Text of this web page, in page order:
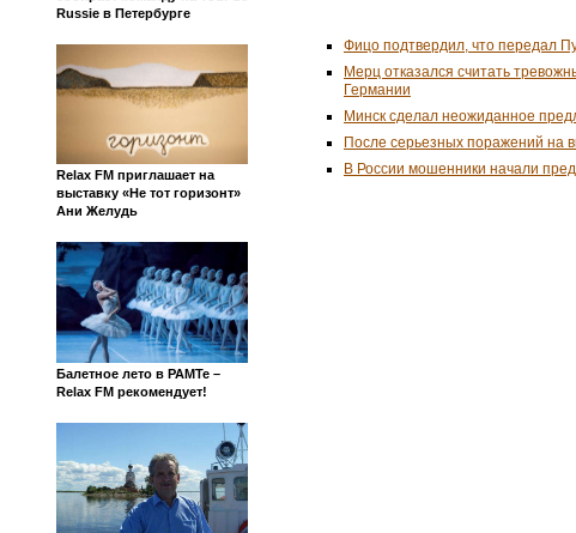
Russie в Петербурге
Relax FM приглашает на
выставку «Не тот горизонт»
Ани Желудь
Балетное лето в РАМТе –
Relax FM рекомендует!
Фицо подтвердил, что передал
Мерц отказался считать
Германии
Минск сделал неожиданное
После серьезных поражений на
В России мошенники начали